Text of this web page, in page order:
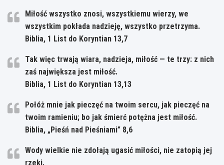
Miłość wszystko znosi, wszystkiemu wierzy, we
wszystkim pokłada nadzieję, wszystko przetrzyma.
Biblia, 1 List do Koryntian 13,7
Tak więc trwają wiara, nadzieja, miłość — te trzy: z nich
zaś największa jest miłość.
Biblia, 1 List do Koryntian 13,13
Połóż mnie jak pieczęć na twoim sercu, jak pieczęć na
twoim ramieniu; bo jak śmierć potężna jest miłość.
Biblia, „Pieśń nad Pieśniami” 8,6
Wody wielkie nie zdołają ugasić miłości, nie zatopią jej
rzeki.